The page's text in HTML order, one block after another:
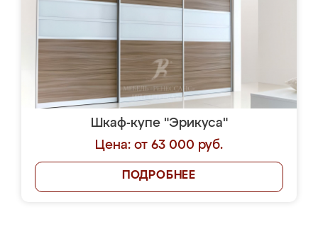
Шкаф-купе "Эрикуса"
Цена: от 63 000 руб.
ПОДРОБНЕЕ